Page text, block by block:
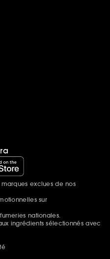
exclues de nos
sur
nationales.
ingrédients sélectionnés avec